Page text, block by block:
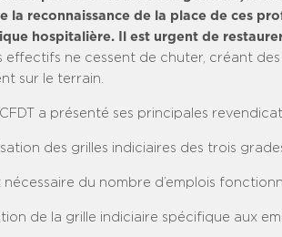
la reconnaissance de la place de ces
hospitalière. Il est urgent de
effectifs ne cessent de chuter, créant
sur le terrain.
CFDT a présenté ses principales
des grilles indiciaires des trois
nécessaire du nombre d’emplois
de la grille indiciaire spécifique aux